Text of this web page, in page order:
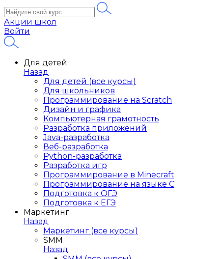
Акции школ
Войти
Для детей
Назад
Для детей (все курсы)
Для школьников
Программирование на Scratch
Дизайн и графика
Компьютерная грамотность
Разработка приложений
Java-разработка
Веб-разработка
Python-разработка
Разработка игр
Программирование в Minecraft
Программирование на языке C
Подготовка к ОГЭ
Подготовка к ЕГЭ
Маркетинг
Назад
Маркетинг (все курсы)
SMM
Назад